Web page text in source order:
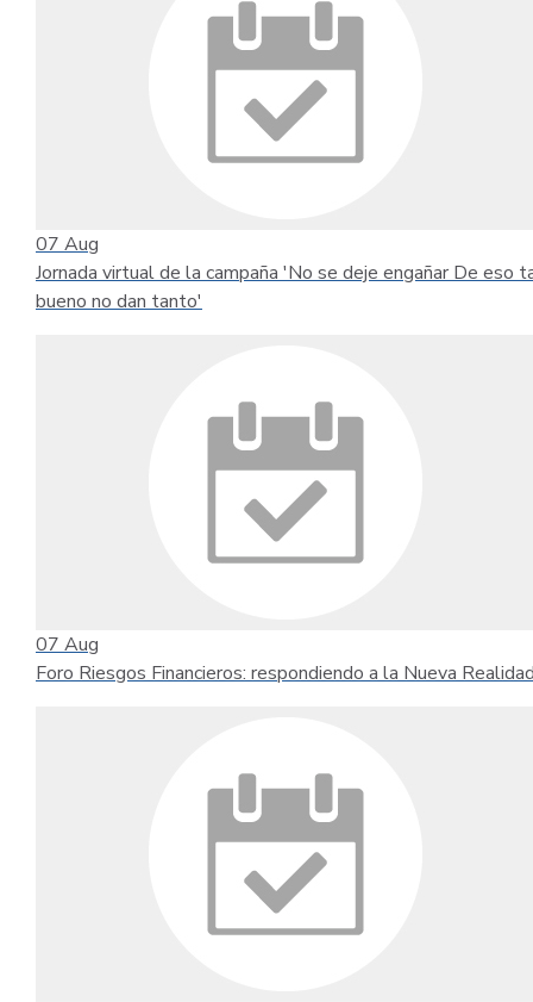
07 Aug
Jornada virtual de la campaña 'No se deje engañar De eso
bueno no dan tanto'
07 Aug
Foro Riesgos Financieros: respondiendo a la Nueva